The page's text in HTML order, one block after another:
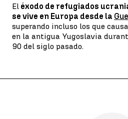
El éxodo de refugiados
se vive en Europa desde la
superando incluso los que
en la antigua Yugoslavia
90 del siglo pasado.